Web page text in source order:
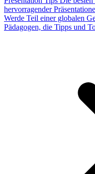
hervorragender
Werde Teil einer globalen
Pädagogen, die Tipps und